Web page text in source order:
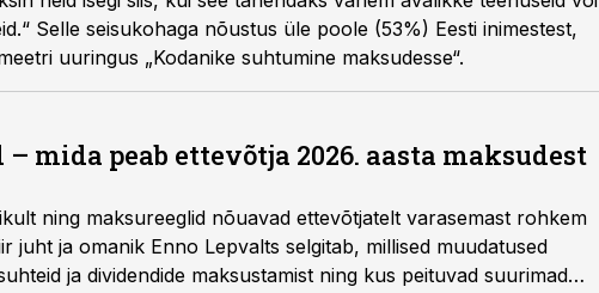
Selle seisukohaga nõustus üle poole (53%) Eesti inimestest,
uuringus „Kodanike suhtumine maksudesse“.
mida peab ettevõtja 2026. aasta maksudest
ning maksureeglid nõuavad ettevõtjatelt varasemast rohkem
juht ja omanik Enno Lepvalts selgitab, millised muudatused
ja dividendide maksustamist ning kus peituvad suurimad